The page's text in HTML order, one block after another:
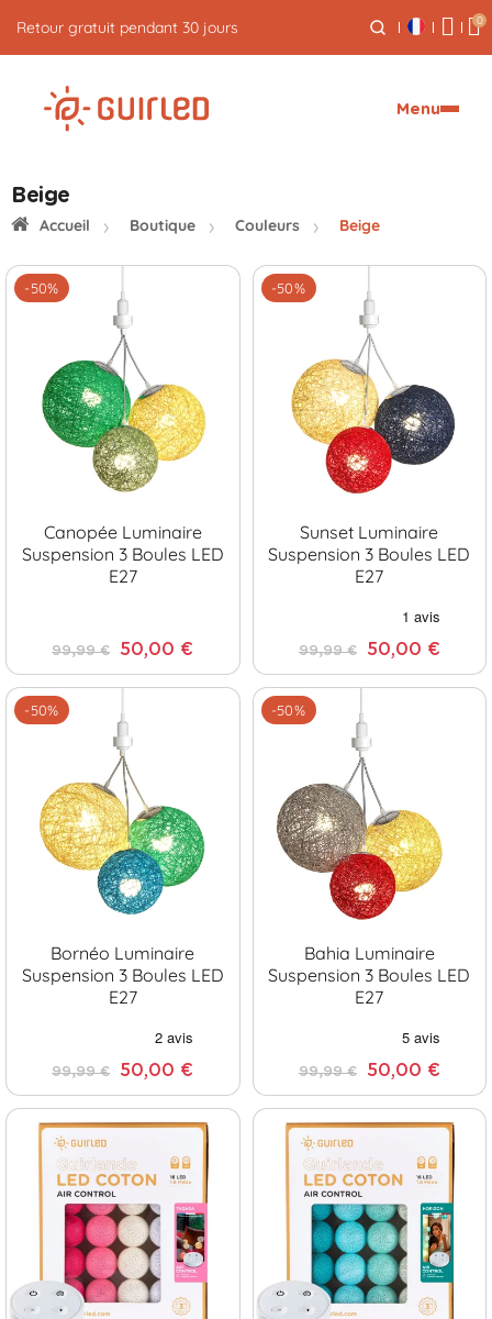
Retour gratuit pendant 30 jours 0
Menu
Beige
Accueil Boutique Couleurs Beige
-50%
Canopée Luminaire
Suspension 3 Boules LED
E27
99,99 € 50,00 €
-50%
Sunset Luminaire
Suspension 3 Boules LED
E27
99,99 € 50,00 €
-50%
Bornéo Luminaire
Suspension 3 Boules LED
E27
99,99 € 50,00 €
-50%
Bahia Luminaire
Suspension 3 Boules LED
E27
99,99 € 50,00 €